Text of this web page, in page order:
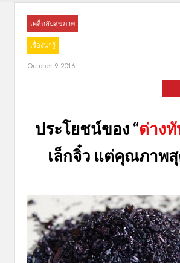
เคล็ดลับสุขภาพ
เรื่องน่ารู้
October 9, 2016
ประโยชน์ของ “ด่าง
เล็กจิ๋ว แต่คุณภาพ